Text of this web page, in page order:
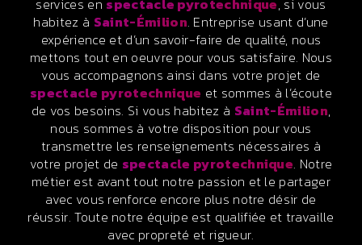
services en spectacle pyrotechnique, si vous
habitez à Saint-Émilion. Entreprise usant d’une
expérience et d’un savoir-faire de qualité, nous
mettons tout en oeuvre pour vous satisfaire. Nous
vous accompagnons ainsi dans votre projet de
spectacle pyrotechnique et sommes à l’écoute
de vos besoins. Si vous habitez à Saint-Émilion,
nous sommes à votre disposition pour vous
transmettre les renseignements nécessaires à
votre projet de spectacle pyrotechnique. Notre
métier est avant tout notre passion et le partager
avec vous renforce encore plus notre désir de
réussir. Toute notre équipe est qualifiée et travaille
avec propreté et rigueur.